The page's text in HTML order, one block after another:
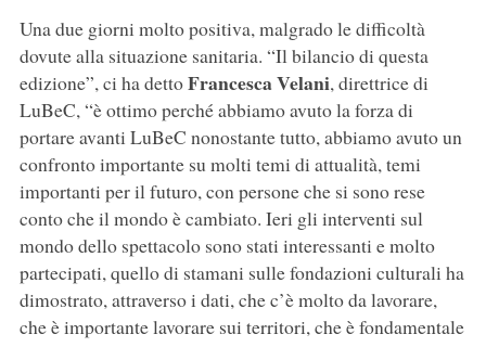
Una due giorni molto positiva, malgrado le difficoltà
dovute alla situazione sanitaria. “Il bilancio di questa
edizione”, ci ha dettoFrancesca Velani, direttrice di
LuBeC, “è ottimo perché abbiamo avuto la forza di
portare avanti LuBeC nonostante tutto, abbiamo avuto un
confronto importante su molti temi di attualità, temi
importanti per il futuro, con persone che si sono rese
conto che il mondo è cambiato. Ieri gli interventi sul
mondo dello spettacolo sono stati interessanti e molto
partecipati, quello di stamani sulle fondazioni culturali ha
dimostrato, attraverso i dati, che c’è molto da lavorare,
che è importante lavorare sui territori, che è fondamentale